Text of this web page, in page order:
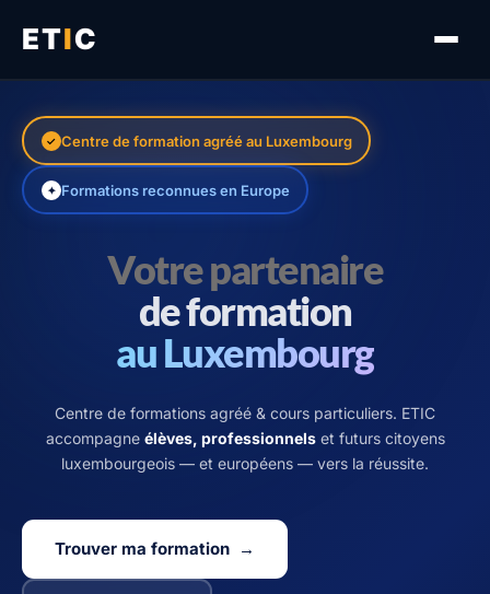
ETIC
Carrières
DE
✓ Centre de formation agréé au Luxembourg
✦ Formations reconnues en Europe
Votre partenaire
de formation
au Luxembourg
Centre de formations agréé & cours particuliers. ETIC
accompagne élèves, professionnelset futurs citoyens
luxembourgeois — et européens — vers la réussite.
Trouver ma formation →